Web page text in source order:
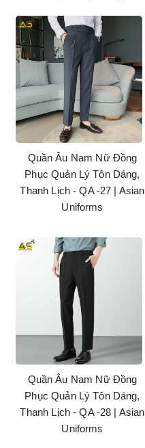
Quần Âu Nam Nữ Đồng
Phục Quản Lý Tôn Dáng,
Thanh Lịch - QA -27 | Asian
Uniforms
Quần Âu Nam Nữ Đồng
Phục Quản Lý Tôn Dáng,
Thanh Lịch - QA -28 | Asian
Uniforms